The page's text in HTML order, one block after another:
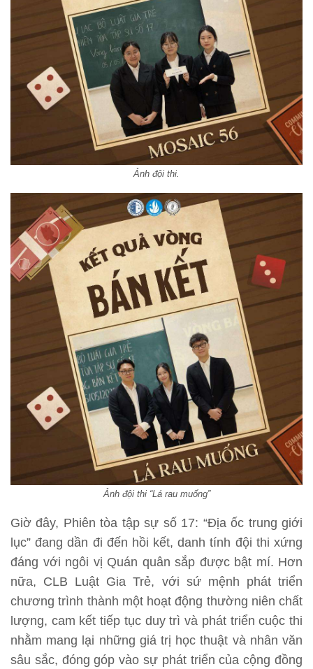
Ảnh đội thi.
Ảnh đội thi “Lá rau muống”
Giờ đây, Phiên tòa tập sự số 17: “Địa ốc trung giới
lục” đang dần đi đến hồi kết, danh tính đội thi xứng
đáng với ngôi vị Quán quân sắp được bật mí. Hơn
nữa, CLB Luật Gia Trẻ, với sứ mệnh phát triển
chương trình thành một hoạt động thường niên chất
lượng, cam kết tiếp tục duy trì và phát triển cuộc thi
nhằm mang lại những giá trị học thuật và nhân văn
sâu sắc, đóng góp vào sự phát triển của cộng đồng